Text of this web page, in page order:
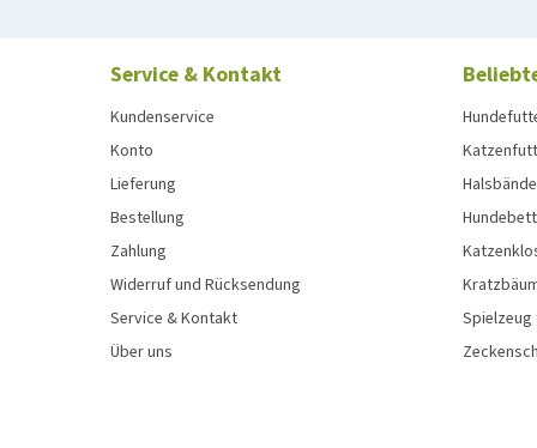
Service & Kontakt
Kundenservice
Konto
Lieferung
Bestellung
Zahlung
Widerruf und Rücksendung
Service & Kontakt
Über uns
Spielzeug